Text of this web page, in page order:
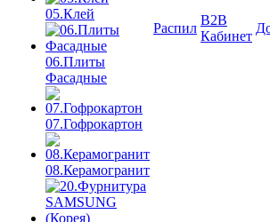
05.Клей
06.Плиты
Фасадные
07.Гофрокартон
08.Керамогранит
Распил
B2B
Кабинет